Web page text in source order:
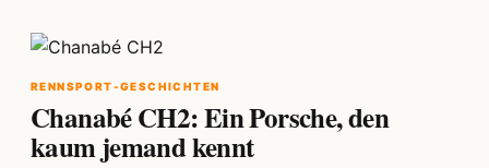
RENNSPORT-GESCHICHTEN
Chanabé CH2: Ein Porsche, den
kaum jemand kennt